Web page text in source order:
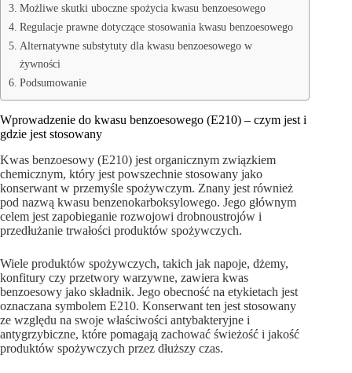
Możliwe skutki uboczne spożycia kwasu benzoesowego
Regulacje prawne dotyczące stosowania kwasu benzoesowego
Alternatywne substytuty dla kwasu benzoesowego w
żywności
Podsumowanie
Wprowadzenie do kwasu benzoesowego (E210) – czym jest i
gdzie jest stosowany
Kwas benzoesowy (E210) jest organicznym związkiem
chemicznym, który jest powszechnie stosowany jako
konserwant w przemyśle spożywczym. Znany jest również
pod nazwą kwasu benzenokarboksylowego. Jego głównym
celem jest zapobieganie rozwojowi drobnoustrojów i
przedłużanie trwałości produktów spożywczych.
Wiele produktów spożywczych, takich jak napoje, dżemy,
konfitury czy przetwory warzywne, zawiera kwas
benzoesowy jako składnik. Jego obecność na etykietach jest
oznaczana symbolem E210. Konserwant ten jest stosowany
ze względu na swoje właściwości antybakteryjne i
antygrzybiczne, które pomagają zachować świeżość i jakość
produktów spożywczych przez dłuższy czas.